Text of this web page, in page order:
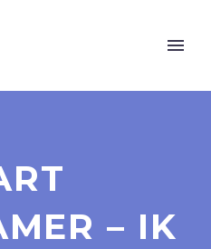
– IK